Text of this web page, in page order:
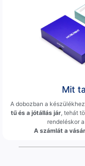
Mit
A dobozban a
tű és a jótállás jár , tehát
rendeléskor
A számlát a